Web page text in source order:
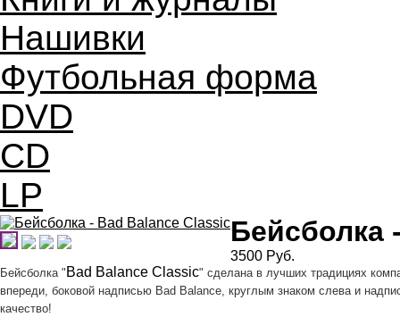
Нашивки
Футбольная форма
DVD
CD
LP
Бейсболка
3500 Pуб.
Бейсболка " Bad Balance Classic" сделана в лучших традициях
впереди, боковой надписью Bad Balance, круглым знаком слева и
качество!